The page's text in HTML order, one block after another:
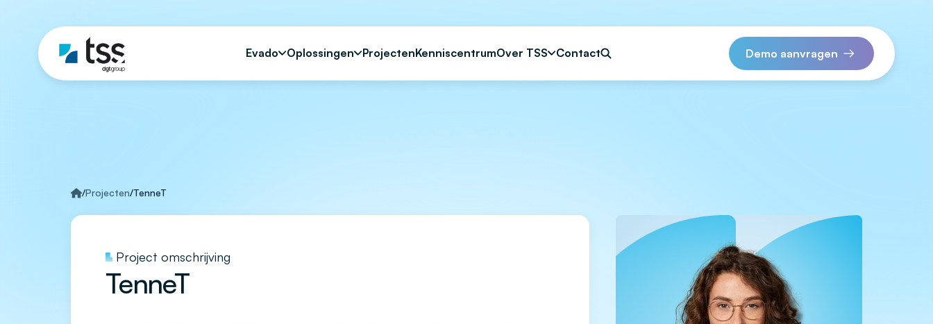
Evado Oplossingen ProjectenKenniscentrumOver TSS Contact Demo aanvragen
/Projecten/TenneT
Project omschrijving
TenneT